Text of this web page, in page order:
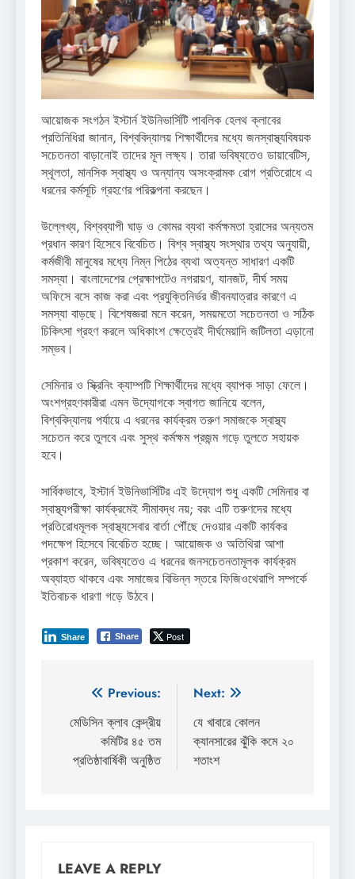
আয়োজক সংগঠন ইস্টার্ন ইউনিভার্সিটি পাবলিক হেলথ ক্লাবের
প্রতিনিধিরা জানান, বিশ্ববিদ্যালয় শিক্ষার্থীদের মধ্যে জনস্বাস্থ্যবিষয়ক
সচেতনতা বাড়ানোই তাদের মূল লক্ষ্য। তারা ভবিষ্যতেও ডায়াবেটিস,
স্থূলতা, মানসিক স্বাস্থ্য ও অন্যান্য অসংক্রামক রোগ প্রতিরোধে এ
ধরনের কর্মসূচি গ্রহণের পরিকল্পনা করছেন।
উল্লেখ্য, বিশ্বব্যাপী ঘাড় ও কোমর ব্যথা কর্মক্ষমতা হ্রাসের অন্যতম
প্রধান কারণ হিসেবে বিবেচিত। বিশ্ব স্বাস্থ্য সংস্থার তথ্য অনুযায়ী,
কর্মজীবী মানুষের মধ্যে নিম্ন পিঠের ব্যথা অত্যন্ত সাধারণ একটি
সমস্যা। বাংলাদেশের প্রেক্ষাপটেও নগরায়ণ, যানজট, দীর্ঘ সময়
অফিসে বসে কাজ করা এবং প্রযুক্তিনির্ভর জীবনযাত্রার কারণে এ
সমস্যা বাড়ছে। বিশেষজ্ঞরা মনে করেন, সময়মতো সচেতনতা ও সঠিক
চিকিৎসা গ্রহণ করলে অধিকাংশ ক্ষেত্রেই দীর্ঘমেয়াদি জটিলতা এড়ানো
সম্ভব।
সেমিনার ও স্ক্রিনিং ক্যাম্পটি শিক্ষার্থীদের মধ্যে ব্যাপক সাড়া ফেলে।
অংশগ্রহণকারীরা এমন উদ্যোগকে স্বাগত জানিয়ে বলেন,
বিশ্ববিদ্যালয় পর্যায়ে এ ধরনের কার্যক্রম তরুণ সমাজকে স্বাস্থ্য
সচেতন করে তুলবে এবং সুস্থ কর্মক্ষম প্রজন্ম গড়ে তুলতে সহায়ক
হবে।
সার্বিকভাবে, ইস্টার্ন ইউনিভার্সিটির এই উদ্যোগ শুধু একটি সেমিনার বা
স্বাস্থ্যপরীক্ষা কার্যক্রমেই সীমাবদ্ধ নয়; বরং এটি তরুণদের মধ্যে
প্রতিরোধমূলক স্বাস্থ্যসেবার বার্তা পৌঁছে দেওয়ার একটি কার্যকর
পদক্ষেপ হিসেবে বিবেচিত হচ্ছে। আয়োজক ও অতিথিরা আশা
প্রকাশ করেন, ভবিষ্যতেও এ ধরনের জনসচেতনতামূলক কার্যক্রম
অব্যাহত থাকবে এবং সমাজের বিভিন্ন স্তরে ফিজিওথেরাপি সম্পর্কে
ইতিবাচক ধারণা গড়ে উঠবে।
Share Post
Share
Post
navigation
Previous:
মেডিসিন ক্লাব কেন্দ্রীয়
কমিটির ৪৫ তম
প্রতিষ্ঠাবার্ষিকী অনুষ্ঠিত
Next:
যে খাবারে কোলন
ক্যানসারের ঝুঁকি কমে ২০
শতাংশ
LEAVE A REPLY